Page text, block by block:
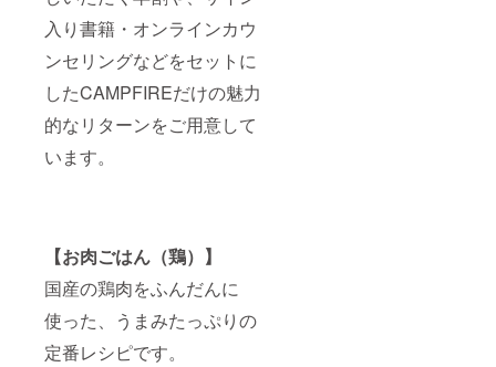
入り書籍・オンラインカウ
ンセリングなどをセットに
したCAMPFIREだけの魅力
的なリターンをご用意して
います。
【お肉ごはん（鶏）】
国産の鶏肉をふんだんに
使った、うまみたっぷりの
定番レシピです。